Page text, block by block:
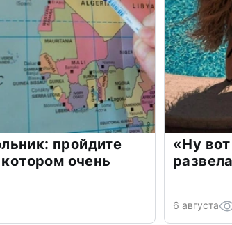
пройдите
очень
«Ну
6 августа